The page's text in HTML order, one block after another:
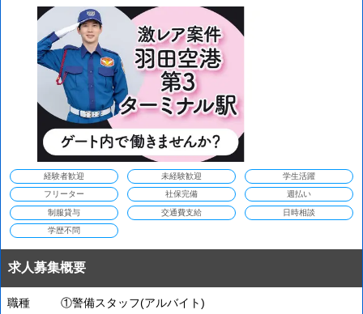
額8万円支給◎休憩時間の他にも1~2時間ほど待機時間もあるので無
理なく勤務
経験者歓迎 未経験歓迎 学生活躍
フリーター 社保完備 週払い
制服貸与 交通費支給 日時相談
学歴不問
求人募集概要
職種 ①警備スタッフ(アルバイト)